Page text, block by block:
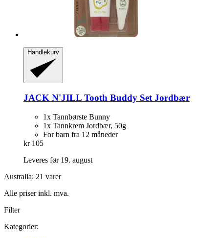
Handlekurv
JACK N'JILL Tooth Buddy Set Jordbær
1x Tannbørste Bunny
1x Tannkrem Jordbær, 50g
For barn fra 12 måneder
kr 105
Leveres før 19. august
Australia: 21 varer
Alle priser inkl. mva.
Filter
Kategorier: